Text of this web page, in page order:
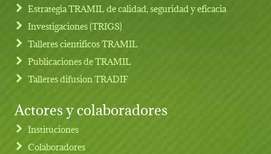
Estrategia TRAMIL de calidad, seguridad y eficacia
Investigaciones (TRIGS)
Talleres cientificos TRAMIL
Publicaciones de TRAMIL
Talleres difusion TRADIF
Actores y colaboradores
Instituciones
Colaboradores